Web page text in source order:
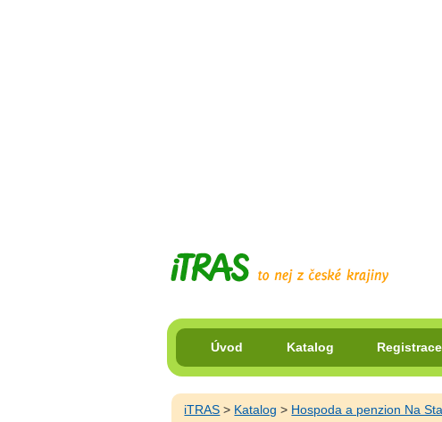
Úvod Katalog Registrace
iTRAS > Katalog > Hospoda a penzion Na